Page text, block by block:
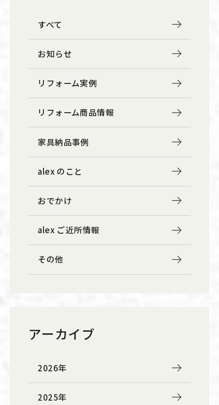
すべて
お知らせ
リフォーム実例
リフォーム商品情報
家具納品事例
alex のこと
おでかけ
alex ご近所情報
その他
アーカイブ
2026年
2025年